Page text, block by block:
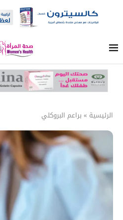
الرئيسية » براعم البروكلي